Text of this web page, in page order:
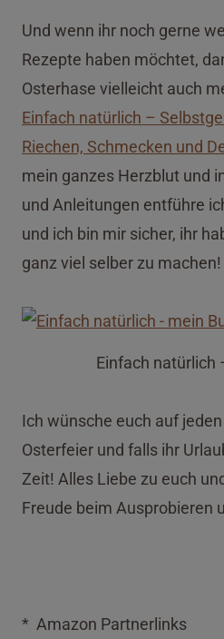
Und wenn ihr noch gerne
Rezepte haben möchtet,
Osterhase vielleicht auch
Einfach natürlich –
Riechen, Schmecken und
mein ganzes Herzblut und
und Anleitungen entführe
und ich bin mir sicher, ihr
ganz viel selber zu machen!
Einfach natürlich
Ich wünsche euch auf
Osterfeier und falls ihr
Zeit! Alles Liebe zu euch
Freude beim Ausprobieren
* Amazon Partnerlinks